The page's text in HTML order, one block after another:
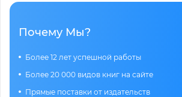
Почему Мы?
Более 12 лет успешной работы
Более 20 000 видов книг на сайте
Прямые поставки от издательств